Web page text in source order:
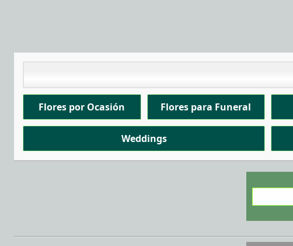
Flores por Ocasión Flores para Funeral
Weddings